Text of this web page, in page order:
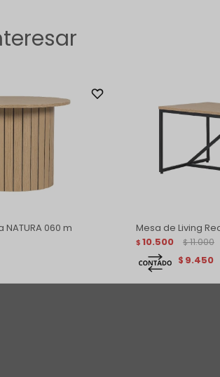
060 m Mesa de Living
$ 10.500 $ 11.000
$ 9.450